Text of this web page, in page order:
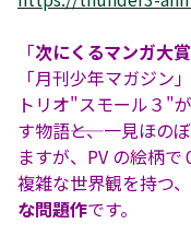
「次にくるマンガ大
「月刊少年マガジン
トリオ"スモール３"
す物語――と、一見ほ
ますが、PV の絵柄
複雑な世界観を持つ、
な問題作です。